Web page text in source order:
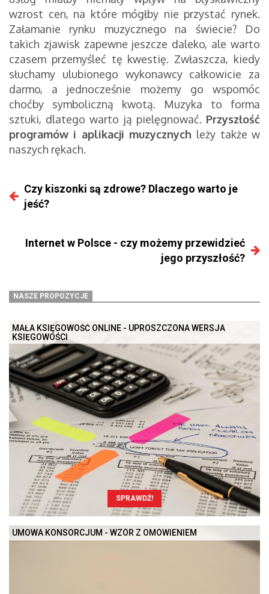
wzrost cen, na które mógłby nie przystać rynek.
Załamanie rynku muzycznego na świecie? Do
takich zjawisk zapewne jeszcze daleko, ale warto
czasem przemyśleć tę kwestię. Zwłaszcza, kiedy
słuchamy ulubionego wykonawcy całkowicie za
darmo, a jednocześnie możemy go wspomóc
choćby symboliczną kwotą. Muzyka to forma
sztuki, dlatego warto ją pielęgnować. Przyszłość
programów i aplikacji muzycznych leży także w
naszych rękach.
Czy kiszonki są zdrowe? Dlaczego warto je
jeść?
Internet w Polsce - czy możemy przewidzieć
jego przyszłość?
NASZE PROPOZYCJE
MAŁA KSIĘGOWOŚĆ ONLINE - UPROSZCZONA WERSJA
KSIĘGOWOŚCI
SPRAWDŹ!
UMOWA KONSORCJUM - WZÓR Z OMÓWIENIEM